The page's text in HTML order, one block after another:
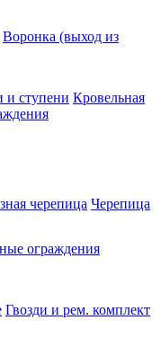
Воронка (выход из
и ступени Кровельная
черепица Черепица
ограждения
Гвозди и рем. комплект